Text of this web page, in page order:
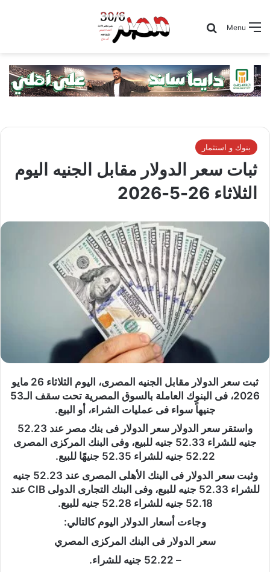
Menu
Search for
بنوك و استثمار
ثبات سعر الدولار مقابل الجنيه اليوم
الثلاثاء 26-5-2026
ثبت سعر الدولار مقابل الجنيه المصرى، اليوم الثلاثاء 26 مايو
2026، فى البنوك العاملة بالسوق المصرية تحت سقف الـ53
جنيهاً سواء فى عمليات الشراء، أو البيع.
واستقر سعر الدولار سعر الدولار فى بنك مصر عند 52.23
جنيه للشراء 52.33 جنيه للبيع، وفى البنك المركزى المصرى
52.22 جنيه للشراء 52.35 جنيهًا للبيع.
وثبت سعر الدولار فى البنك الأهلى المصرى عند 52.23 جنيه
للشراء 52.33 جنيه للبيع، وفى البنك التجارى الدولى CIB عند
52.18 جنيه للشراء 52.28 جنيه للبيع.
وجاءت أسعار الدولار اليوم كالتالي:
سعر الدولار فى البنك المركزى المصري
– 52.22 جنيه للشراء.